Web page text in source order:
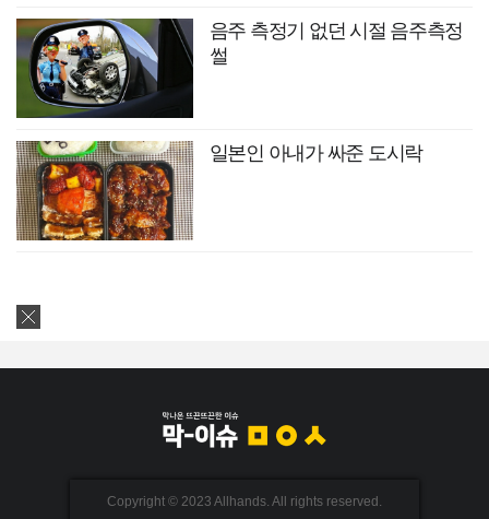
음주 측정기 없던 시절 음주측정
썰
일본인 아내가 싸준 도시락
Copyright © 2023 Allhands. All rights reserved.